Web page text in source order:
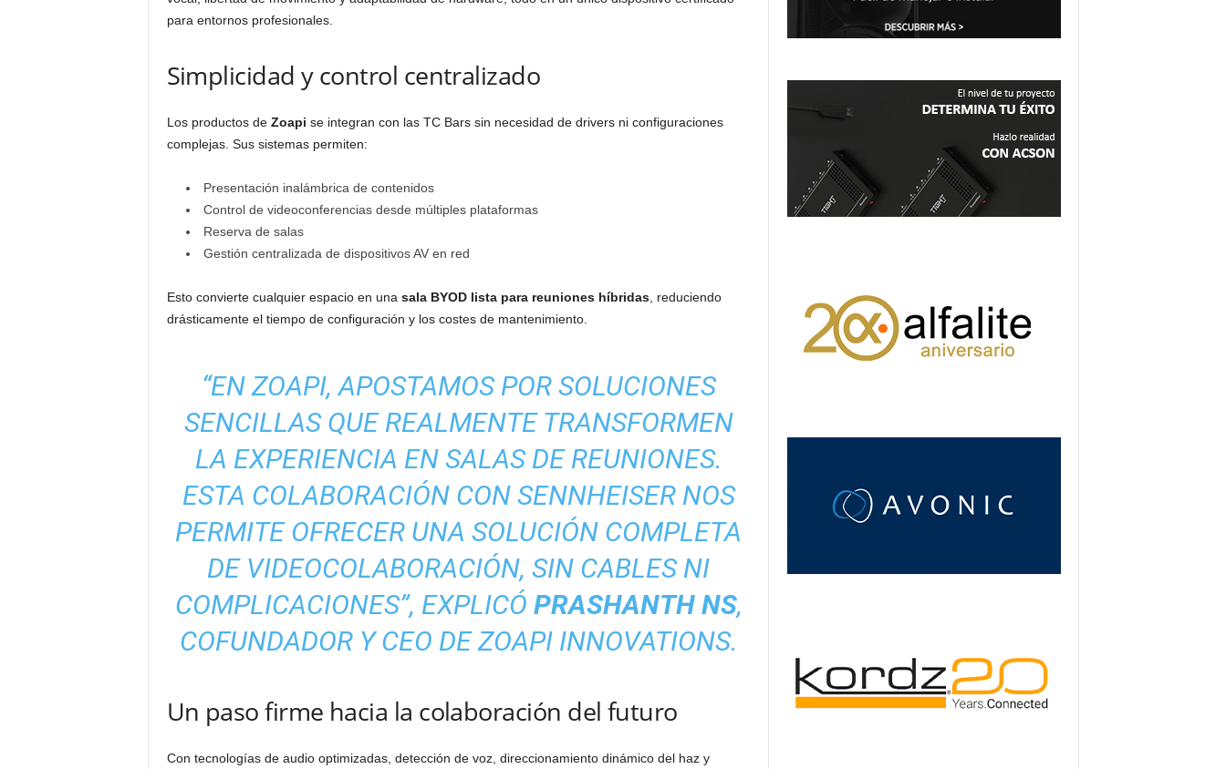
para entornos profesionales.
Simplicidad y control centralizado
Los productos de Zoapi se integran con las TC Bars sin necesidad de drivers ni configuraciones
complejas. Sus sistemas permiten:
Presentación inalámbrica de contenidos
Control de videoconferencias desde múltiples plataformas
Reserva de salas
Gestión centralizada de dispositivos AV en red
Esto convierte cualquier espacio en una sala BYOD lista para reuniones híbridas, reduciendo
drásticamente el tiempo de configuración y los costes de mantenimiento.
“EN ZOAPI, APOSTAMOS POR SOLUCIONES
SENCILLAS QUE REALMENTE TRANSFORMEN
LA EXPERIENCIA EN SALAS DE REUNIONES.
ESTA COLABORACIÓN CON SENNHEISER NOS
PERMITE OFRECER UNA SOLUCIÓN COMPLETA
DE VIDEOCOLABORACIÓN, SIN CABLES NI
COMPLICACIONES”, EXPLICÓ PRASHANTH NS,
COFUNDADOR Y CEO DE ZOAPI INNOVATIONS.
Un paso firme hacia la colaboración del futuro
Con tecnologías de audio optimizadas, detección de voz, direccionamiento dinámico del haz y